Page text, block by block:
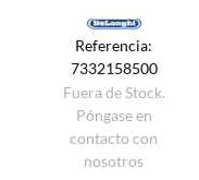
Referencia:
7332158500
Fuera de Stock.
Póngase en
contacto con
nosotros